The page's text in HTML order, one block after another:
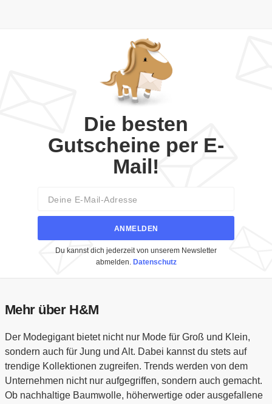
Die besten
Gutscheine per E-
Mail!
ANMELDEN
Du kannst dich jederzeit von unserem Newsletter
abmelden. Datenschutz
Mehr über H&M
Der Modegigant bietet nicht nur Mode für Groß und Klein,
sondern auch für Jung und Alt. Dabei kannst du stets auf
trendige Kollektionen zugreifen. Trends werden von dem
Unternehmen nicht nur aufgegriffen, sondern auch gemacht.
Ob nachhaltige Baumwolle, höherwertige oder ausgefallene